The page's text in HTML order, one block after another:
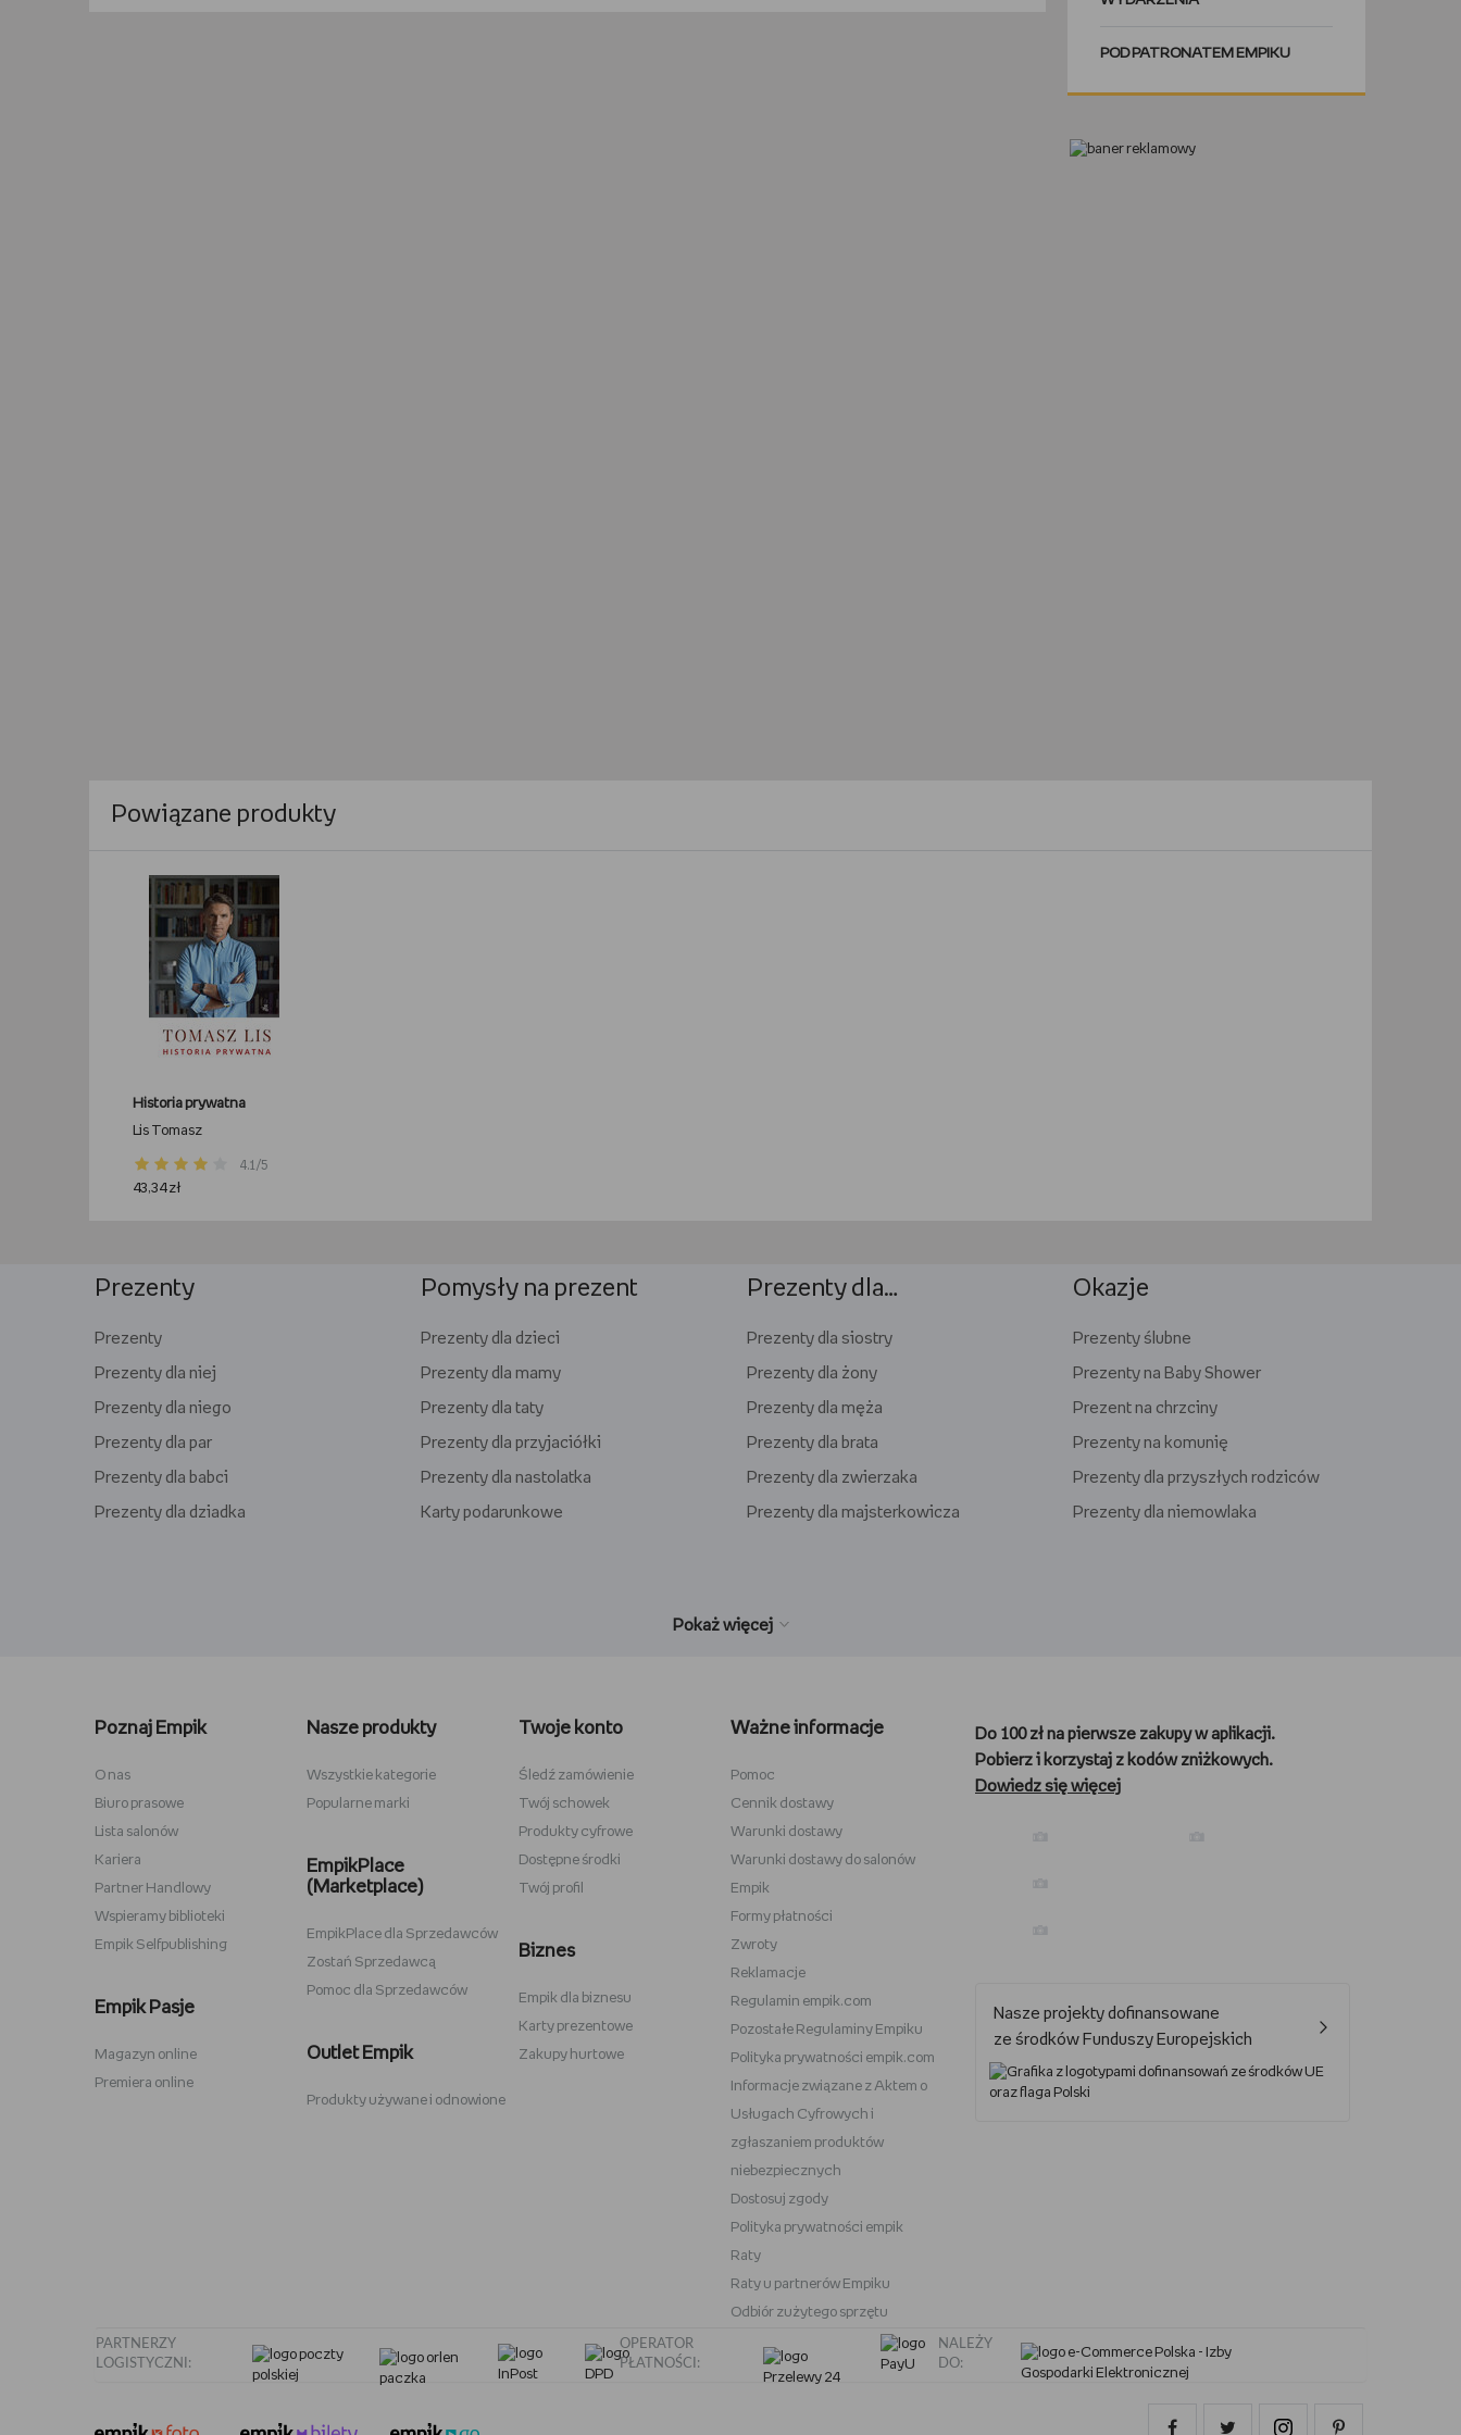
POD PATRONATEM EMPIKU
Powiązane produkty
Historia prywatna
Lis Tomasz
4.1/5
43,34 zł
Prezenty
Prezenty
Prezenty dla niej
Prezenty dla niego
Prezenty dla par
Prezenty dla babci
Prezenty dla dziadka
Pomysły na prezent
Prezenty dla dzieci
Prezenty dla mamy
Prezenty dla taty
Prezenty dla przyjaciółki
Prezenty dla nastolatka
Karty podarunkowe
Prezenty dla…
Prezenty dla siostry
Prezenty dla żony
Prezenty dla męża
Prezenty dla brata
Prezenty dla zwierzaka
Prezenty dla majsterkowicza
Okazje
Prezenty ślubne
Prezenty na Baby Shower
Prezent na chrzciny
Prezenty na komunię
Prezenty dla przyszłych rodziców
Prezenty dla niemowlaka
Karta podarunkowa Steam
Lampki do czytania
Antyramy
Tablety dla dzieci
Zestawy do szkicowania
Star Wars
Władca Pierścieni
Prezenty dla kibica
Prezenty dla biegacza
Zabawki Psi Patrol
Sodastream
Victoria's Secret
Under Armour
Baby Bjorn
Oral-B iO
Play-Doh
Jak oglądać Marvela?
Jak grać w UNO?
Kalendarz świąt nietypowych
Poznaj Empik
O nas
Biuro prasowe
Lista salonów
Kariera
Partner Handlowy
Wspieramy biblioteki
Empik Selfpublishing
Empik Pasje
Magazyn online
Premiera online
Nasze produkty
Wszystkie kategorie
Popularne marki
EmpikPlace
(Marketplace)
EmpikPlace dla Sprzedawców
Zostań Sprzedawcą
Pomoc dla Sprzedawców
Outlet Empik
Produkty używane i odnowione
Twoje konto
Śledź zamówienie
Twój schowek
Produkty cyfrowe
Dostępne środki
Twój profil
Biznes
Empik dla biznesu
Karty prezentowe
Zakupy hurtowe
Ważne informacje
Pomoc
Cennik dostawy
Warunki dostawy
Warunki dostawy do salonów
Empik
Formy płatności
Zwroty
Reklamacje
Regulamin empik.com
Pozostałe Regulaminy Empiku
Polityka prywatności empik.com
Informacje związane z Aktem o
Usługach Cyfrowych i
zgłaszaniem produktów
niebezpiecznych
Dostosuj zgody
Polityka prywatności empik
Raty
Raty u partnerów Empiku
Odbiór zużytego sprzętu
Do 100 zł na pierwsze zakupy w aplikacji.
Pobierz i korzystaj z kodów zniżkowych.
Dowiedz się więcej
Nasze projekty dofinansowane
ze środków Funduszy Europejskich
PARTNERZY
LOGISTYCZNI:
OPERATOR
PŁATNOŚCI:
NALEŻY
DO: